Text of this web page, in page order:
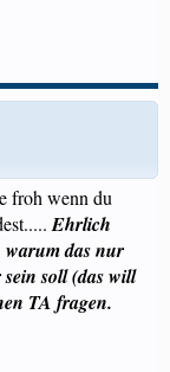
froh wenn du
Ehrlich
warum das nur
soll (das will
TA fragen.